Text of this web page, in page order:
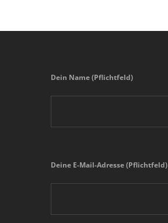
Dein Name (Pflichtfeld)
Deine E-Mail-Adresse (Pflichtfeld)